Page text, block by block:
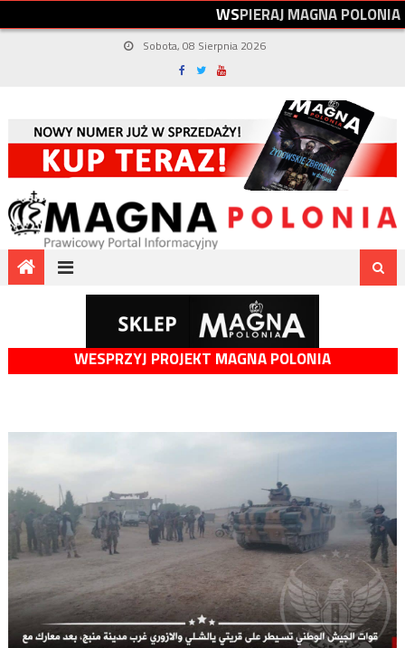
WSPIERAJMAGNAPOLONIA
Sobota, 08 Sierpnia 2026
WESPRZYJ PROJEKT MAGNA POLONIA